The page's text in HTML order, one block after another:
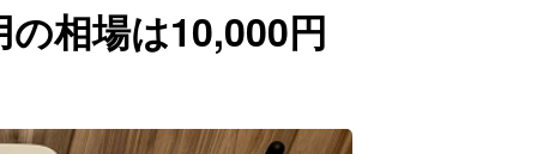
相場は10,000円